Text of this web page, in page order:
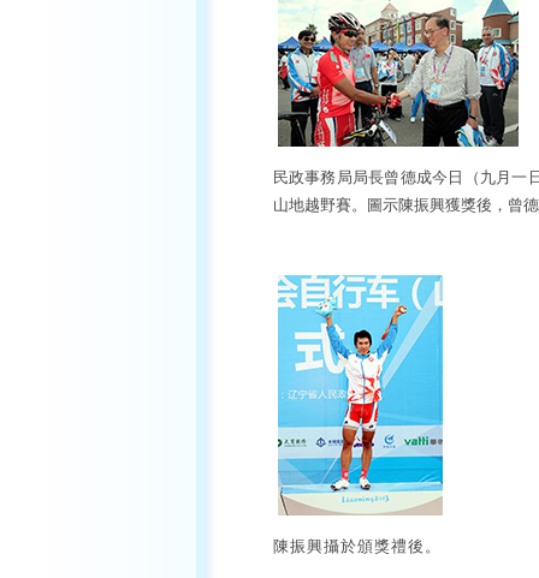
民政事務局局長曾德成今日（九月一
山地越野賽。圖示陳振興獲獎後，曾
陳振興攝於頒獎禮後。